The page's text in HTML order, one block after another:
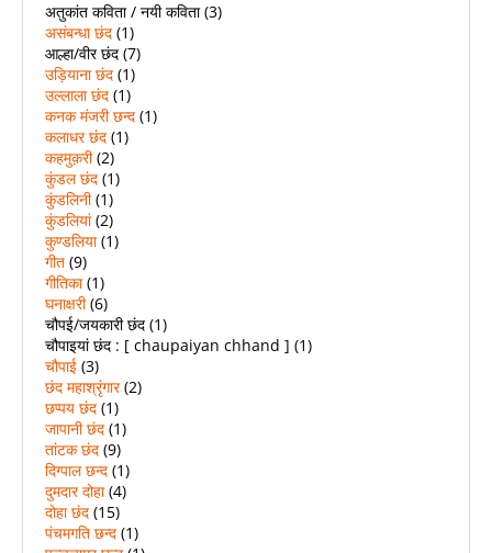
अतुकांत कविता / नयी कविता(3)
असंबन्धा छंद (1)
आल्हा/वीर छंद (7)
उड़ियाना छंद (1)
उल्लाला छंद (1)
कनक मंजरी छन्द (1)
कलाधर छंद (1)
कहमुक़री (2)
कुंडल छंद (1)
कुंडलिनी (1)
कुंडलियां (2)
कुण्डलिया (1)
गीत (9)
गीतिका (1)
घनाक्षरी (6)
चौपई/जयकारी छंद (1)
चौपाइयां छंद : [ chaupaiyan chhand ] (1)
चौपाई (3)
छंद महाश्रृंगार (2)
छप्पय छंद (1)
जापानी छंद (1)
तांटक छंद (9)
दिग्पाल छन्द (1)
दुमदार दोहा (4)
दोहा छंद (15)
पंचमगति छन्द (1)